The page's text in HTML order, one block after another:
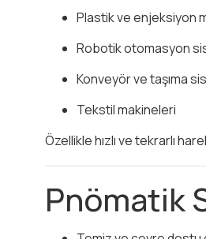
Plastik ve enjeksiyon
Robotik otomasyon
Konveyör ve taşıma
Tekstil makineleri
Özellikle hızlı ve tekrarlı
Pnömatik